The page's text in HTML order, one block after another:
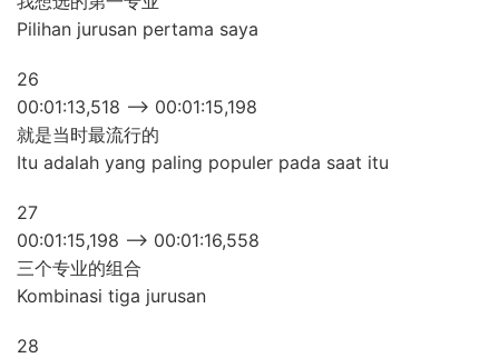
Pilihan jurusan pertama saya
26
00:01:13,518 –> 00:01:15,198
就是当时最流行的
Itu adalah yang paling populer pada saat itu
27
00:01:15,198 –> 00:01:16,558
三个专业的组合
Kombinasi tiga jurusan
28